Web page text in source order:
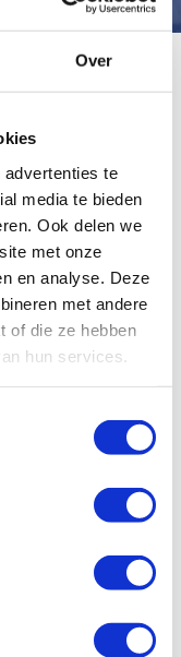
Over
te
media te bieden
Ook delen we
met onze
en analyse. Deze
met andere
of die ze hebben
hun services.
oliepomp Mato
zuigbuis 200 ltr.